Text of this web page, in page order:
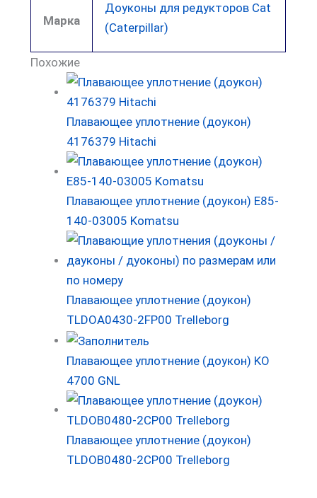
Марка
Доуконы для редукторов Cat
(Caterpillar)
Похожие
Плавающее уплотнение (доукон)
4176379 Hitachi
Плавающее уплотнение (доукон) E85-
140-03005 Komatsu
Плавающее уплотнение (доукон)
TLDOA0430-2FP00 Trelleborg
Плавающее уплотнение (доукон) KO
4700 GNL
Плавающее уплотнение (доукон)
TLDOB0480-2CP00 Trelleborg